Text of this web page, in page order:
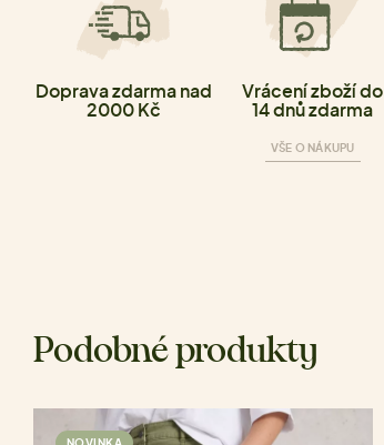
Doprava zdarma nad
2000 Kč
Vrácení zboží do
14 dnů zdarma
VŠE O NÁKUPU
Podobné produkty